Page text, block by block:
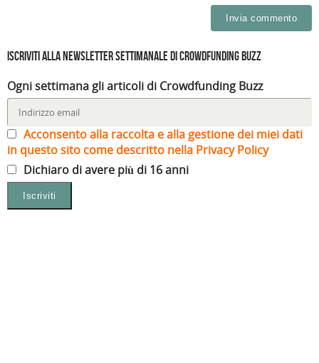
Iscriviti alla Newsletter settimanale di Crowdfunding Buzz
Ogni settimana gli articoli di Crowdfunding Buzz
Acconsento alla raccolta e alla gestione dei miei dati
in questo sito come descritto nella Privacy Policy
Dichiaro di avere più di 16 anni